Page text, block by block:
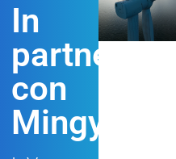
In
con
Mingyang